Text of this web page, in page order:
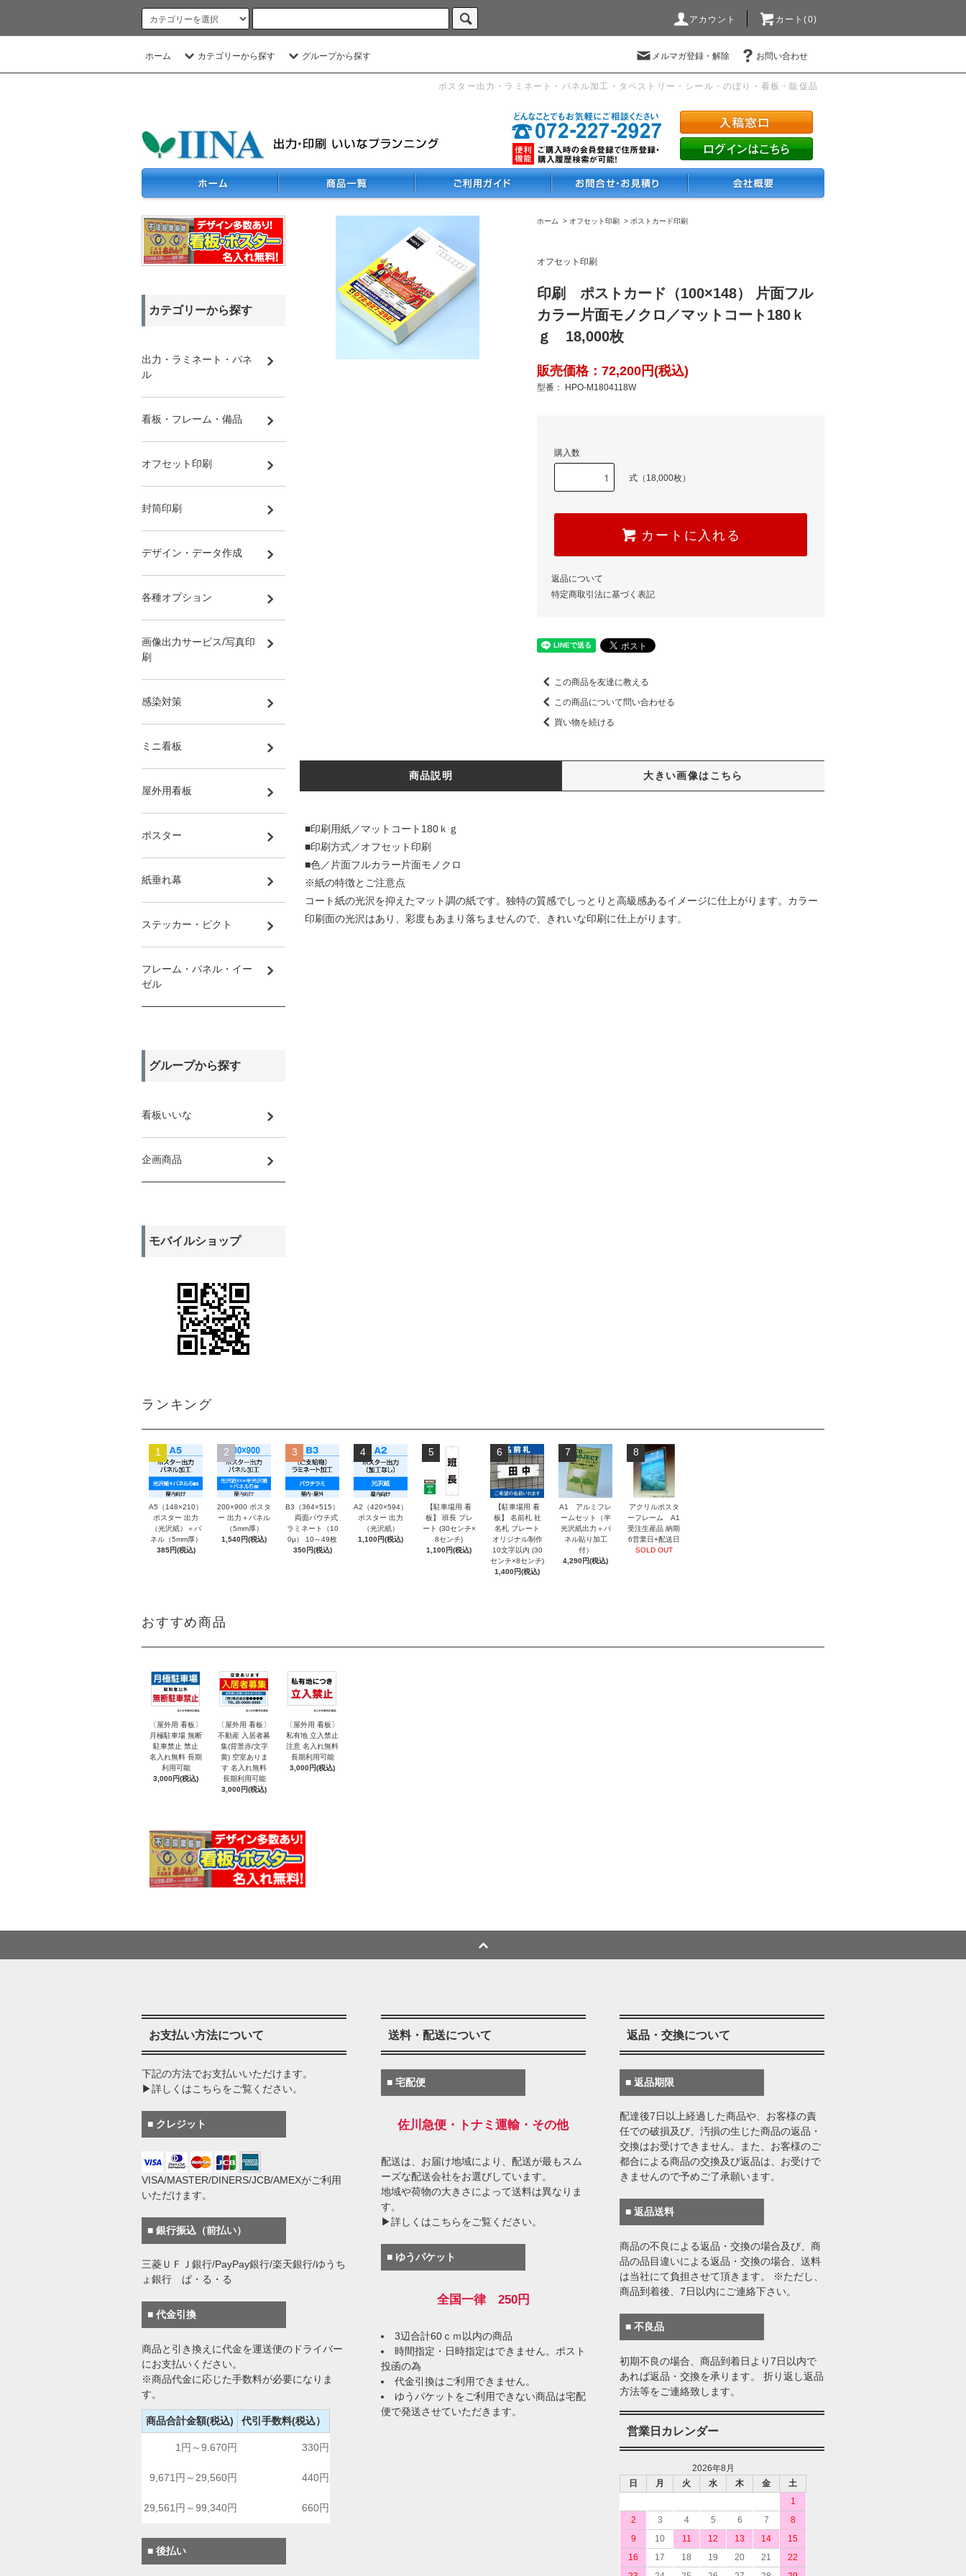
アカウント カート(0)
ホーム カテゴリーから探す グループから探す メルマガ登録・解除 お問い合わせ
ポスター出力・ラミネート・パネル加工・タペストリー・シール・のぼり・看板・販促品
ホーム > オフセット印刷 > ポストカード印刷
オフセット印刷
印刷 ポストカード（100×148） 片面フル
カラー片面モノクロ／マットコート180ｋ
ｇ 18,000枚
販売価格：72,200円(税込)
型番： HPO-M1804118W
購入数
式（18,000枚）
カートに入れる
返品について
特定商取引法に基づく表記
この商品を友達に教える
この商品について問い合わせる
買い物を続ける
商品説明 大きい画像はこちら
■印刷用紙／マットコート180ｋｇ
■印刷方式／オフセット印刷
■色／片面フルカラー片面モノクロ
※紙の特徴とご注意点
コート紙の光沢を抑えたマット調の紙です。独特の質感でしっとりと高級感あるイメージに仕上がります。カラー
印刷面の光沢はあり、彩度もあまり落ちませんので、きれいな印刷に仕上がります。
カテゴリーから探す
出力・ラミネート・パネ
ル
看板・フレーム・備品
オフセット印刷
封筒印刷
デザイン・データ作成
各種オプション
画像出力サービス/写真印
刷
感染対策
ミニ看板
屋外用看板
ポスター
紙垂れ幕
ステッカー・ピクト
フレーム・パネル・イー
ゼル
グループから探す
看板いいな
企画商品
モバイルショップ
ランキング
1
A5（148×210）
ポスター 出力
（光沢紙）＋パ
ネル（5mm厚）
385円(税込)
2
200×900 ポスタ
ー 出力＋パネル
（5mm厚）
1,540円(税込)
3
B3（364×515）
両面パウチ式
ラミネート（10
0μ） 10～49枚
350円(税込)
4
A2（420×594）
ポスター 出力
（光沢紙）
1,100円(税込)
5
【駐車場用 看
板】 班長 プレ
ート (30センチ×
8センチ)
1,100円(税込)
6
【駐車場用 看
板】 名前札 社
名札 プレート
オリジナル制作
10文字以内 (30
センチ×8センチ)
1,400円(税込)
7
A1 アルミフレ
ームセット（半
光沢紙出力＋パ
ネル貼り加工
付）
4,290円(税込)
8
アクリルポスタ
ーフレーム A1
受注生産品 納期
6営業日+配送日
SOLD OUT
おすすめ商品
〔屋外用 看板〕
月極駐車場 無断
駐車禁止 禁止
名入れ無料 長期
利用可能
3,000円(税込)
〔屋外用 看板〕
不動産 入居者募
集(背景赤/文字
黄) 空室ありま
す 名入れ無料
長期利用可能
3,000円(税込)
〔屋外用 看板〕
私有地 立入禁止
注意 名入れ無料
長期利用可能
3,000円(税込)
お支払い方法について
下記の方法でお支払いいただけます。
▶詳しくはこちらをご覧ください。
■ クレジット
VISA/MASTER/DINERS/JCB/AMEXがご利用
いただけます。
■ 銀行振込（前払い）
三菱ＵＦＪ銀行/PayPay銀行/楽天銀行/ゆうち
ょ銀行 ぱ・る・る
■ 代金引換
商品と引き換えに代金を運送便のドライバー
にお支払いください。
※商品代金に応じた手数料が必要になりま
す。
商品合計金額(税込) 代引手数料(税込）
1円～9.670円 330円
9,671円～29,560円 440円
29,561円～99,340円 660円
■ 後払い
送料・配送について
■ 宅配便
佐川急便・トナミ運輸・その他
配送は、お届け地域により、配送が最もスム
ーズな配送会社をお選びしています。
地域や荷物の大きさによって送料は異なりま
す。
▶詳しくはこちらをご覧ください。
■ ゆうパケット
全国一律 250円
3辺合計60ｃｍ以内の商品
時間指定・日時指定はできません。ポスト
投函の為
代金引換はご利用できません。
ゆうパケットをご利用できない商品は宅配
便で発送させていただきます。
返品・交換について
■ 返品期限
配達後7日以上経過した商品や、お客様の責
任での破損及び、汚損の生じた商品の返品・
交換はお受けできません。また、お客様のご
都合による商品の交換及び返品は、お受けで
きませんので予めご了承願います。
■ 返品送料
商品の不良による返品・交換の場合及び、商
品の品目違いによる返品・交換の場合、送料
は当社にて負担させて頂きます。 ※ただし、
商品到着後、7日以内にご連絡下さい。
■ 不良品
初期不良の場合、商品到着日より7日以内で
あれば返品・交換を承ります。 折り返し返品
方法等をご連絡致します。
営業日カレンダー
2026年8月
日
月 火 水 木 金
土
1
2
3 4 5 6 7
8
9
10 11 12 13 14
15
16
17 18 19 20 21
22